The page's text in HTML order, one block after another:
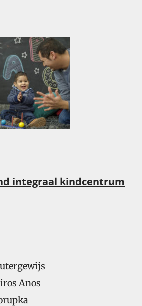
integraal kindcentrum
Anos